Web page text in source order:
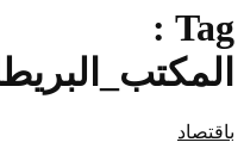
Tag :
باقتصاد